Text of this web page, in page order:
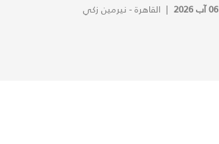
06 آب 2026 | القاهرة - نيرمين زكي